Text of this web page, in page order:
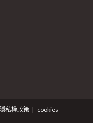
隱私權政策 cookies